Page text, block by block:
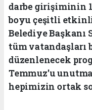
darbe girişiminin
boyu çeşitli
Belediye Başkanı
tüm
düzenlenecek
Temmuz'u
hepimizin ortak